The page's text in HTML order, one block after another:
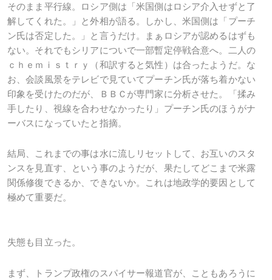
そのまま平行線。ロシア側は「米国側はロシア介入せずと了
解してくれた。」と外相が語る。しかし、米国側は「プーチ
ン氏は否定した。」と言うだけ。まぁロシアが認めるはずも
ない。それでもシリアについで一部暫定停戦合意へ。二人の
ｃｈｅｍｉｓｔｒｙ（和訳すると気性）は合ったようだ。な
お、会談風景をテレビで見ていてプーチン氏が落ち着かない
印象を受けたのだが、ＢＢＣが専門家に分析させた。「揉み
手したり、視線を合わせなかったり」プーチン氏のほうがナ
ーバスになっていたと指摘。
結局、これまでの事は水に流しリセットして、お互いのスタ
ンスを見直す、という事のようだが、果たしてどこまで米露
関係修復できるか、できないか。これは地政学的要因として
極めて重要だ。
失態も目立った。
まず、トランプ政権のスパイサー報道官が、こともあろうに